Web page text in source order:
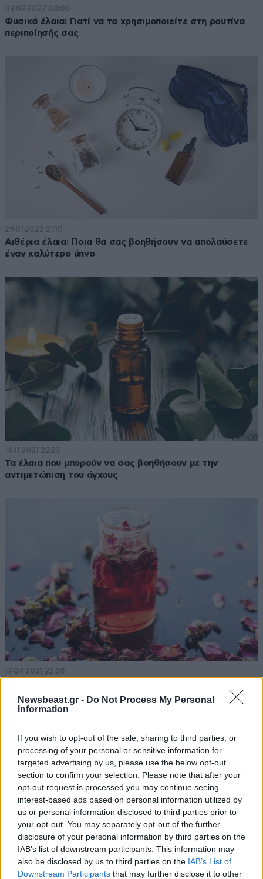
Newsbeast.gr - Do Not Process My Personal
Information
If you wish to opt-out of the sale, sharing to third parties, or
processing of your personal or sensitive information for
targeted advertising by us, please use the below opt-out
section to confirm your selection. Please note that after your
opt-out request is processed you may continue seeing
interest-based ads based on personal information utilized by
us or personal information disclosed to third parties prior to
your opt-out. You may separately opt-out of the further
disclosure of your personal information by third parties on the
IAB’s list of downstream participants. This information may
also be disclosed by us to third parties on the IAB’s List of
Downstream Participants that may further disclose it to other
09·02·2022 08:00
Φυσικά έλαια: Γιατί να τα χρησιμοποιείτε στη ρουτίνα
περιποίησής σας
29·01·2022 21:10
Αιθέρια έλαια: Ποια θα σας βοηθήσουν να απολαύσετε
έναν καλύτερο ύπνο
14·11·2021 22:23
Τα έλαια που μπορούν να σας βοηθήσουν με την
αντιμετώπιση του άγχους
17·04·2021 22:28
προϊόν ομορφιάς